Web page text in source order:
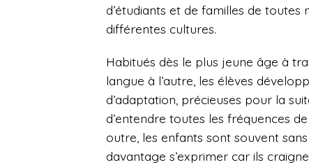
d’étudiants et de familles de
différentes cultures.
Habitués dès le plus jeune âge à
langue à l’autre, les élèves
d’adaptation, précieuses pour la
d’entendre toutes les fréquences
outre, les enfants sont souvent
davantage s’exprimer car ils